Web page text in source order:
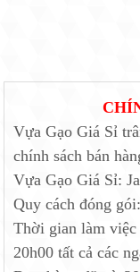
Vựa Gạo Giá Sỉ
chính sách bán
Vựa Gạo Giá Sỉ:
Quy cách đóng
Thời gian làm
20h00 tất cả các